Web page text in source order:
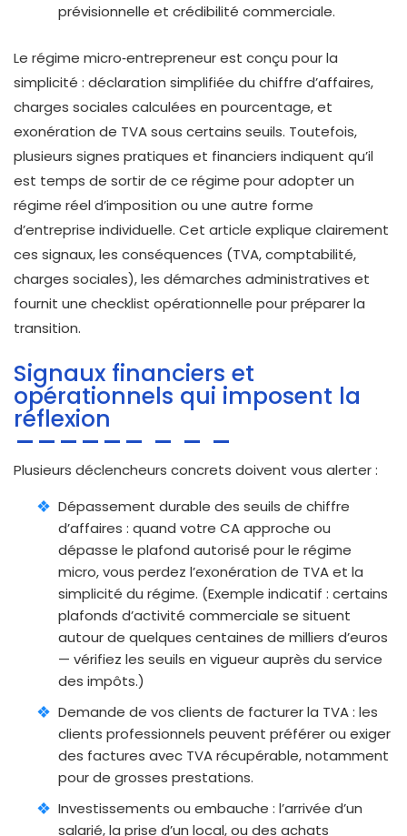
prévisionnelle et crédibilité commerciale.
Le régime micro‑entrepreneur est conçu pour la
simplicité : déclaration simplifiée du chiffre d’affaires,
charges sociales calculées en pourcentage, et
exonération de TVA sous certains seuils. Toutefois,
plusieurs signes pratiques et financiers indiquent qu’il
est temps de sortir de ce régime pour adopter un
régime réel d’imposition ou une autre forme
d’entreprise individuelle. Cet article explique clairement
ces signaux, les conséquences (TVA, comptabilité,
charges sociales), les démarches administratives et
fournit une checklist opérationnelle pour préparer la
transition.
Signaux financiers et
opérationnels qui imposent la
réflexion
Plusieurs déclencheurs concrets doivent vous alerter :
Dépassement durable des seuils de chiffre
d’affaires : quand votre CA approche ou
dépasse le plafond autorisé pour le régime
micro, vous perdez l’exonération de TVA et la
simplicité du régime. (Exemple indicatif : certains
plafonds d’activité commerciale se situent
autour de quelques centaines de milliers d’euros
— vérifiez les seuils en vigueur auprès du service
des impôts.)
Demande de vos clients de facturer la TVA : les
clients professionnels peuvent préférer ou exiger
des factures avec TVA récupérable, notamment
pour de grosses prestations.
Investissements ou embauche : l’arrivée d’un
salarié, la prise d’un local, ou des achats